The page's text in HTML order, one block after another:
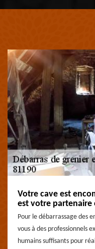
Votre cave est
est votre partenaire
Pour le débarrassage des
vous à des professionnels
humains suffisants pour